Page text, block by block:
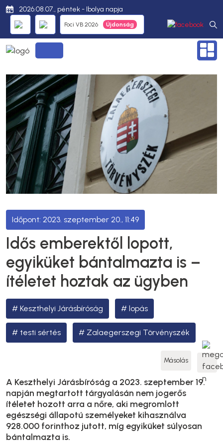
2026.08.07., péntek - Ibolya napja
Foci VB 2026
2023. szeptember 20., 11:49
Idős emberektől lopott,
egyiküket bántalmazta is –
ítéletet hoztak az ügyben
Keszthelyi Járásbíróság lopás
testi sértés Zalaegerszegi Törvényszék
Másolás
A Keszthelyi Járásbíróság a 2023. szeptember 19.
napján megtartott tárgyalásán nem jogerős
ítéletet hozott arra a nőre, aki megromlott
egészségi állapotú személyeket kihasználva
928.000 forinthoz jutott, míg egyiküket súlyosan
bántalmazta is.